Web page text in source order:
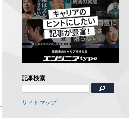
記事検索
サイトマップ